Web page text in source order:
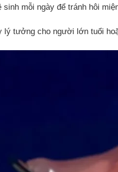
sinh mỗi ngày để tránh hôi
lý tưởng cho người lớn tuổi